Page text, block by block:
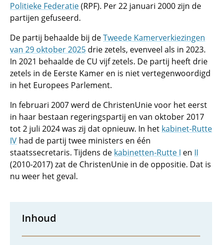
Politieke Federatie(RPF). Per 22 januari 2000 zijn de
partijen gefuseerd.
De partij behaalde bij deTweede Kamerverkiezingen
van 29 oktober 2025 drie zetels, evenveel als in 2023.
In 2021 behaalde de CU vijf zetels. De partij heeft drie
zetels in de Eerste Kamer en is niet vertegenwoordigd
in het Europees Parlement.
In februari 2007 werd de ChristenUnie voor het eerst
in haar bestaan regeringspartij en van oktober 2017
tot 2 juli 2024 was zij dat opnieuw. In het kabinet-Rutte
IV had de partij twee ministers en één
staatssecretaris. Tijdens de kabinetten-Rutte I en II
(2010-2017) zat de ChristenUnie in de oppositie. Dat is
nu weer het geval.
Inhoud